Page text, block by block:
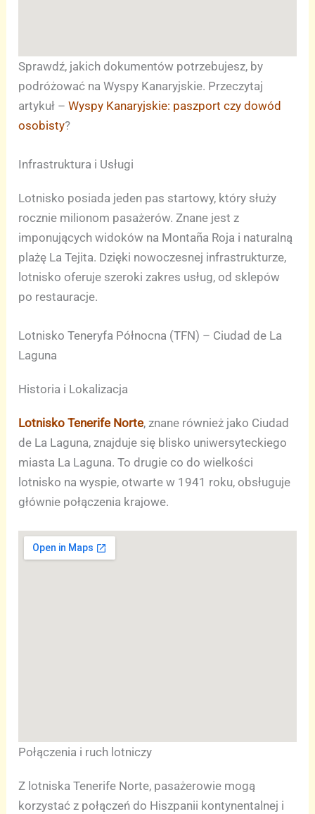
Sprawdź, jakich dokumentów potrzebujesz, by
podróżować na Wyspy Kanaryjskie. Przeczytaj
artykuł –Wyspy Kanaryjskie: paszport czy dowód
osobisty?
Infrastruktura i Usługi
Lotnisko posiada jeden pas startowy, który służy
rocznie milionom pasażerów. Znane jest z
imponujących widoków na Montaña Roja i naturalną
plażę La Tejita. Dzięki nowoczesnej infrastrukturze,
lotnisko oferuje szeroki zakres usług, od sklepów
po restauracje.
Lotnisko Teneryfa Północna (TFN) – Ciudad de La
Laguna
Historia i Lokalizacja
Lotnisko Tenerife Norte, znane również jako Ciudad
de La Laguna, znajduje się blisko uniwersyteckiego
miasta La Laguna. To drugie co do wielkości
lotnisko na wyspie, otwarte w 1941 roku, obsługuje
głównie połączenia krajowe.
Połączenia i ruch lotniczy
Z lotniska Tenerife Norte, pasażerowie mogą
korzystać z połączeń do Hiszpanii kontynentalnej i